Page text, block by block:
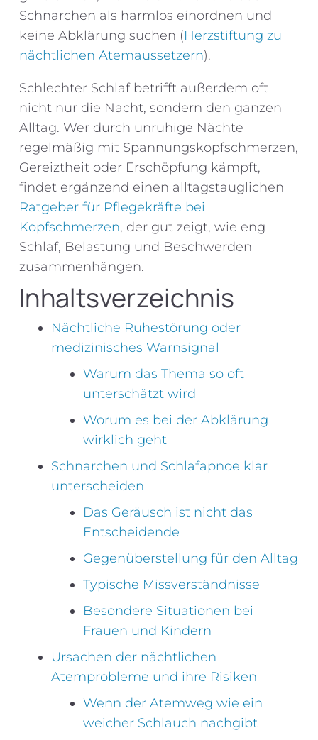
Schnarchen als harmlos einordnen und
keine Abklärung suchen (Herzstiftung zu
nächtlichen Atemaussetzern).
Schlechter Schlaf betrifft außerdem oft
nicht nur die Nacht, sondern den ganzen
Alltag. Wer durch unruhige Nächte
regelmäßig mit Spannungskopfschmerzen,
Gereiztheit oder Erschöpfung kämpft,
findet ergänzend einen alltagstauglichen
Ratgeber für Pflegekräfte bei
Kopfschmerzen, der gut zeigt, wie eng
Schlaf, Belastung und Beschwerden
zusammenhängen.
Inhaltsverzeichnis
Nächtliche Ruhestörung oder
medizinisches Warnsignal
Warum das Thema so oft
unterschätzt wird
Worum es bei der Abklärung
wirklich geht
Schnarchen und Schlafapnoe klar
unterscheiden
Das Geräusch ist nicht das
Entscheidende
Gegenüberstellung für den Alltag
Typische Missverständnisse
Besondere Situationen bei
Frauen und Kindern
Ursachen der nächtlichen
Atemprobleme und ihre Risiken
Wenn der Atemweg wie ein
weicher Schlauch nachgibt